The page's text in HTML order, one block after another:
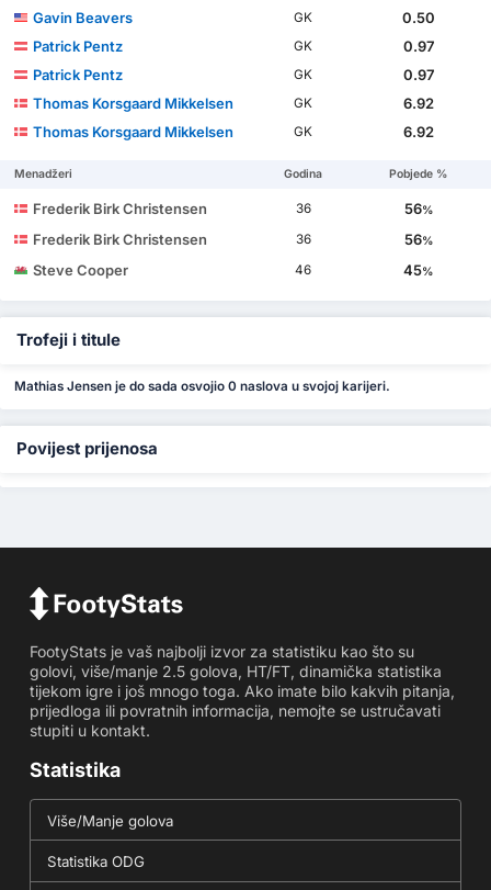
Gavin Beavers
GK
0.50
Patrick Pentz
GK
0.97
Patrick Pentz
GK
0.97
Thomas Korsgaard Mikkelsen
GK
6.92
Thomas Korsgaard Mikkelsen
GK 6.92
Menadžeri Godina Pobjede %
Frederik Birk Christensen 36 56%
Frederik Birk Christensen 36 56%
Steve Cooper 46 45%
Trofeji i titule
Mathias Jensen je do sada osvojio 0 naslova u svojoj karijeri.
Povijest prijenosa
FootyStats je vaš najbolji izvor za statistiku kao što su
golovi, više/manje 2.5 golova, HT/FT, dinamička statistika
tijekom igre i još mnogo toga. Ako imate bilo kakvih pitanja,
prijedloga ili povratnih informacija, nemojte se ustručavati
stupiti u kontakt.
Statistika
Više/Manje golova
Statistika ODG